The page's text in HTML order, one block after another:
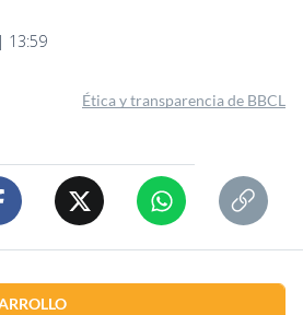
13:59
Ética y transparencia de BBCL